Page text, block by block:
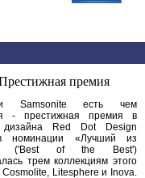
Samsonite есть чем
- престижная премия в
дизайна Red Dot Design
номинации «Лучший из
('Best of the Best')
трем коллекциям этого
Litesphere и Inova.